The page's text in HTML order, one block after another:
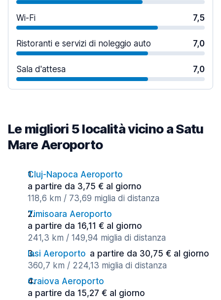
Wi-Fi 7,5
Ristoranti e servizi di noleggio auto 7,0
Sala d'attesa 7,0
Le migliori 5 località vicino a Satu
Mare Aeroporto
Cluj-Napoca Aeroporto
a partire da 3,75 € al giorno
118,6 km / 73,69 miglia di distanza
Timisoara Aeroporto
a partire da 16,11 € al giorno
241,3 km / 149,94 miglia di distanza
Iasi Aeroporto a partire da 30,75 € al giorno
360,7 km / 224,13 miglia di distanza
Craiova Aeroporto
a partire da 15,27 € al giorno